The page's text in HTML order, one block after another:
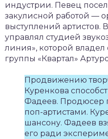
индустрии. Певец
закулисной работой —
выступлений артистов.
управлял студией
линия», которой владел
группы «Квартал»
Продвижению
Куренкова
Фадеев. Продюсер
поп-артистами.
шансону. Фадеев
его ради